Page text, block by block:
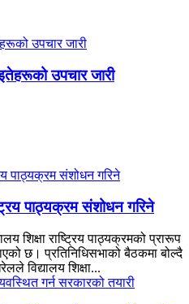
उपचार जारी
पाठ्यक्रम संशोधन गरिने
शिक्षा राष्ट्रिय पाठ्यक्रमको प्रारूप
छ। प्रतिनिधिसभाको बैठकमा बोल्दै
विद्यालय शिक्षा...